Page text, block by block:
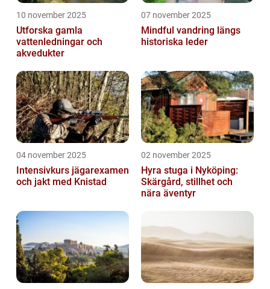
10 november 2025
Utforska gamla
vattenledningar och
akvedukter
07 november 2025
Mindful vandring längs
historiska leder
04 november 2025
Intensivkurs jägarexamen
och jakt med Knistad
02 november 2025
Hyra stuga i Nyköping:
Skärgård, stillhet och
nära äventyr